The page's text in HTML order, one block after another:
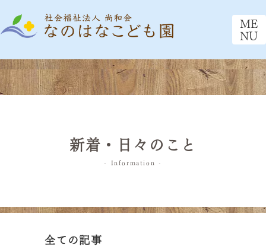
ME
NU
新着・日々のこと
- Information -
全ての記事